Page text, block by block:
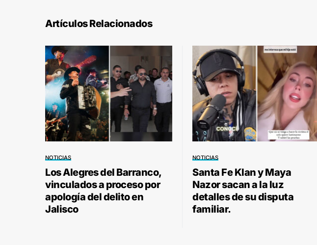
Artículos Relacionados
NOTICIAS
Los Alegres del Barranco,
vinculados a proceso por
apología del delito en
Jalisco
NOTICIAS
Santa Fe Klan y Maya
Nazor sacan a la luz
detalles de su disputa
familiar.